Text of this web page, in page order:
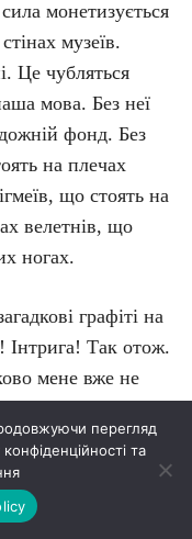
монетизується
музеїв.
Це чубляться
мова. Без неї
фонд. Без
на плечах
що стоять на
велетнів, що
ногах.
графіті на
Інтрига! Так отож.
мене вже не
на картину,
мене знову п’ять
буде далі.
перегляд
та